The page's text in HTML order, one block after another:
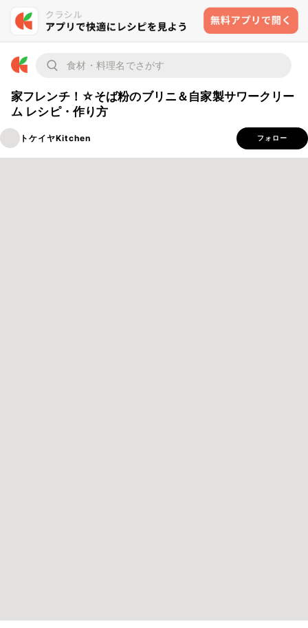
家フレンチ！☆そば粉のブリニ＆自家製サワークリー
ム レシピ・作り方
トケイヤKitchen フォロー